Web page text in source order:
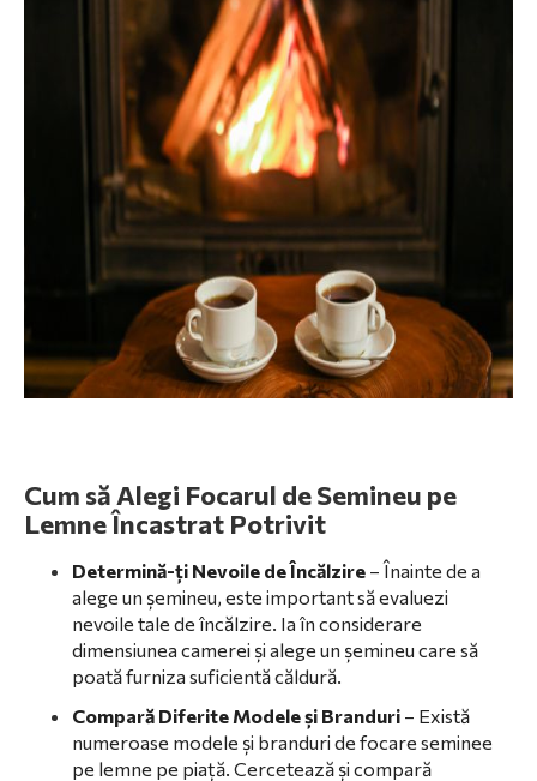
Cum să Alegi Focarul de Semineu pe
Lemne Încastrat Potrivit
Determină-ți Nevoile de Încălzire – Înainte de a
alege un șemineu, este important să evaluezi
nevoile tale de încălzire. Ia în considerare
dimensiunea camerei și alege un șemineu care să
poată furniza suficientă căldură.
Compară Diferite Modele și Branduri – Există
numeroase modele și branduri de focare seminee
pe lemne pe piață. Cercetează și compară